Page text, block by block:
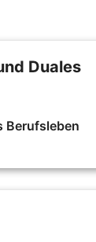
Duales
Berufsleben